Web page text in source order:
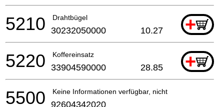
Drahtbügel +
5210 30232050000 10.27
Koffereinsatz +
5220 33904590000 28.85
Keine Informationen verfügbar, nicht bestellbar
5500 92604342020